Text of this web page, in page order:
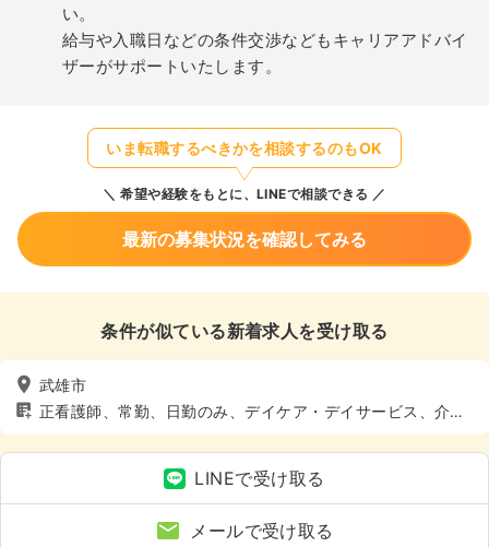
い。
給与や入職日などの条件交渉などもキャリアアドバイ
ザーがサポートいたします。
いま転職するべきかを相談するのもOK
希望や経験をもとに、LINEで相談できる
最新の募集状況を確認してみる
条件が似ている新着求人を受け取る
武雄市
正看護師、常勤、日勤のみ、デイケア・デイサービス、介
護・福祉系
LINEで受け取る
メールで受け取る